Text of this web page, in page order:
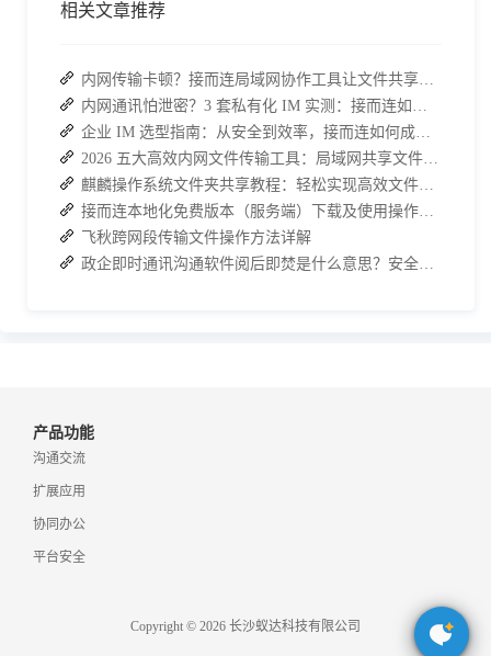
相关文章推荐
内网传输卡顿？接而连局域网协作工具让文件共享效率升级
内网通讯怕泄密？3 套私有化 IM 实测：接而连如何筑牢安全防线并提效
企业 IM 选型指南：从安全到效率，接而连如何成为中大型企业首选
2026 五大高效内网文件传输工具：局域网共享文件的最佳解决方案
麒麟操作系统文件夹共享教程：轻松实现高效文件共享
接而连本地化免费版本（服务端）下载及使用操作手册
飞秋跨网段传输文件操作方法详解
政企即时通讯沟通软件阅后即焚是什么意思？安全聊天软件介绍
产品功能
沟通交流
扩展应用
协同办公
平台安全
Copyright © 2026 长沙蚁达科技有限公司